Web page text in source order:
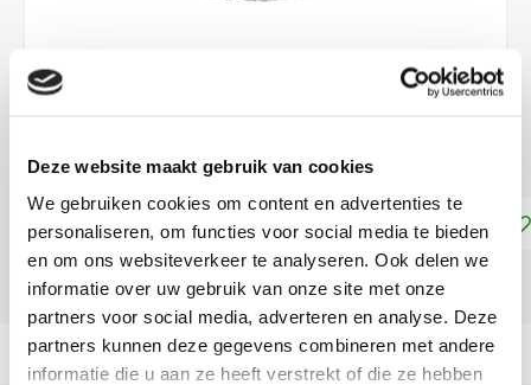
Deze website maakt gebruik van cookies
We gebruiken cookies om content en advertenties te
personaliseren, om functies voor social media te bieden
en om ons websiteverkeer te analyseren. Ook delen we
informatie over uw gebruik van onze site met onze
partners voor social media, adverteren en analyse. Deze
partners kunnen deze gegevens combineren met andere
informatie die u aan ze heeft verstrekt of die ze hebben
DIRECT LEVERBAAR
Toevoegen aan winkelwagen
DELEN:
Productomschrijving